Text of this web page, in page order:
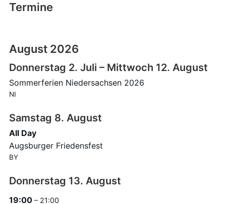
Termine
August 2026
Donnerstag 2. Juli – Mittwoch 12. August
Sommerferien Niedersachsen 2026
NI
Samstag 8. August
All Day
Augsburger Friedensfest
BY
Donnerstag 13. August
19:00 – 21:00